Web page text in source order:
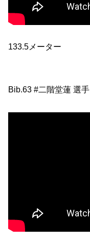
133.5メーター
Bib.63 #二階堂蓮 選手